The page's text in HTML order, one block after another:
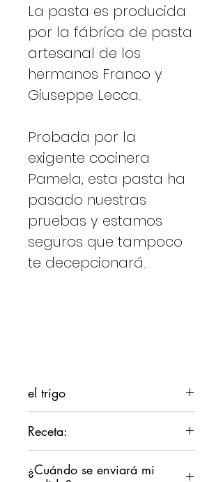
La pasta es producida
por la fábrica de pasta
artesanal de los
hermanos Franco y
Giuseppe Lecca.
Probada por la
exigente cocinera
Pamela, esta pasta ha
pasado nuestras
pruebas y estamos
seguros que tampoco
te decepcionará.
el trigo
diferencia del trigo blando, se
practica en Cerdeña para
obtener sémola utilizada
Receta:
Ingredientes para 4 personas:
¿Cuándo se enviará mi